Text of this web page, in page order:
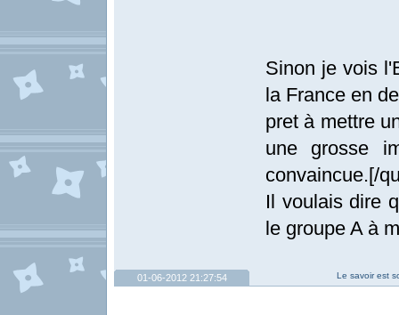
Sinon je vois
la France en
pret à mettre
une grosse
convaincue.[/
Il voulais dire
le groupe A à
Le savoir est
01-06-2012 21:27:54